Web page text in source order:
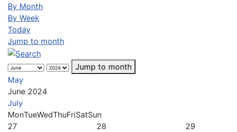
By Month
By Week
Today
Jump to month
Jump to month
May
June 2024
July
MonTueWedThuFriSatSun
27
28 29